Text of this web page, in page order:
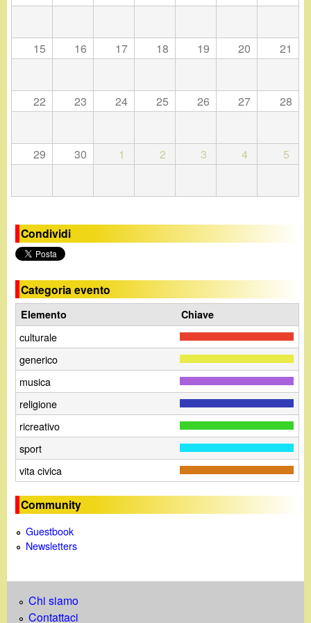
i
n
o
.
i
t
a
15 16 17 18 19 20 21
22 23 24 25 26 27 28
29 30 1 2 3 4 5
Condividi
Categoria evento
Elemento Chiave
culturale
generico
musica
religione
ricreativo
sport
vita civica
Community
Guestbook
Newsletters
Chi siamo
Contattaci